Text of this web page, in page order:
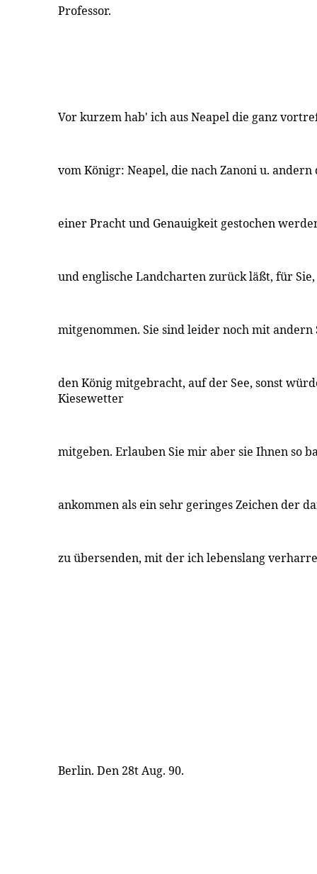
Professor.
Vor kurzem hab' ich aus Neapel die ganz
vom Königr: Neapel, die nach Zanoni u.
einer Pracht und Genauigkeit gestochen
und englische Landcharten zurück läßt, für
mitgenommen. Sie sind leider noch mit andern
den König mitgebracht, auf der See, sonst
Kiesewetter
mitgeben. Erlauben Sie mir aber sie Ihnen so
ankommen als ein sehr geringes Zeichen der
zu übersenden, mit der ich lebenslang verharre
Berlin. Den 28t Aug. 90.